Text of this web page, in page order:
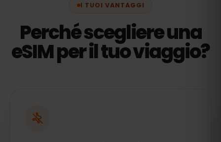
I TUOI VANTAGGI
Perché scegliere una
eSIM per il tuo viaggio?